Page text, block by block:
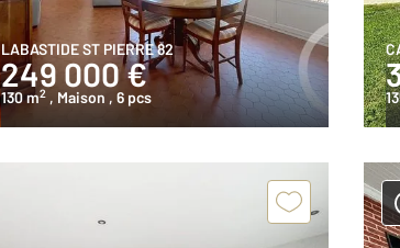
LABASTIDE ST PIERRE 82
249 000 €
130 m2 , Maison , 6 pcs